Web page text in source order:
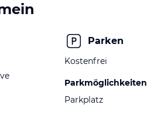
Parken
Kostenfrei
Parkmöglichkeiten
Parkplatz